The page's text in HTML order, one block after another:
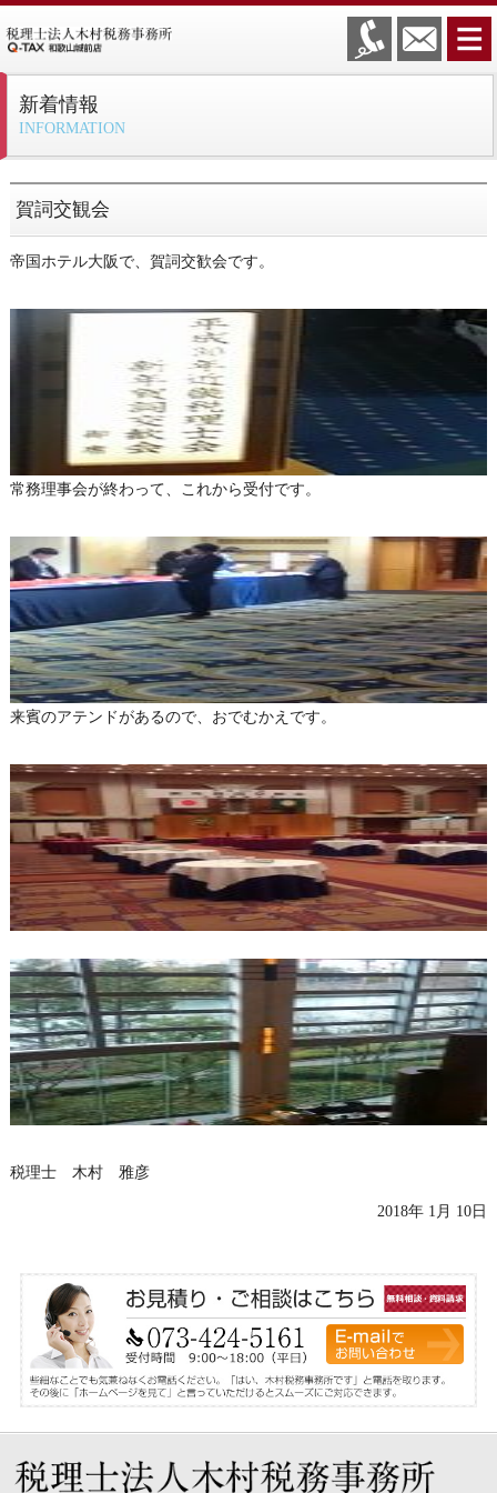
新着情報
INFORMATION
賀詞交観会
帝国ホテル大阪で、賀詞交歓会です。
常務理事会が終わって、これから受付です。
来賓のアテンドがあるので、おでむかえです。
税理士 木村 雅彦
2018年 1月 10日